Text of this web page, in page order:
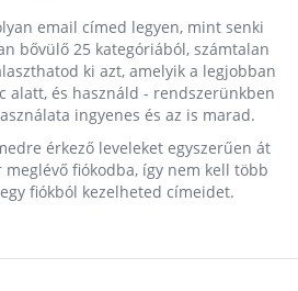
email címed legyen, mint senki
bővülő 25 kategóriából, számtalan
ki azt, amelyik a legjobban
alatt, és használd - rendszerünkben
ingyenes és az is marad.
érkező leveleket egyszerűen át
fiókodba, így nem kell több
fiókból kezelheted címeidet.